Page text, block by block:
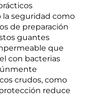
seguridad como
de preparación
guantes
que
con bacterias
crudos, como
reduce